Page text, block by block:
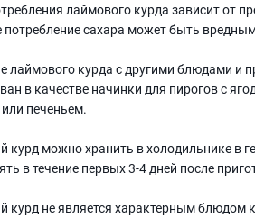
лаймового курда зависит от
потребление сахара может быть
лаймового курда с другими блюдами
в качестве начинки для пирогов с
печеньем.
курд можно хранить в холодильнике в
в течение первых 3-4 дней после
курд не является характерным блюдом